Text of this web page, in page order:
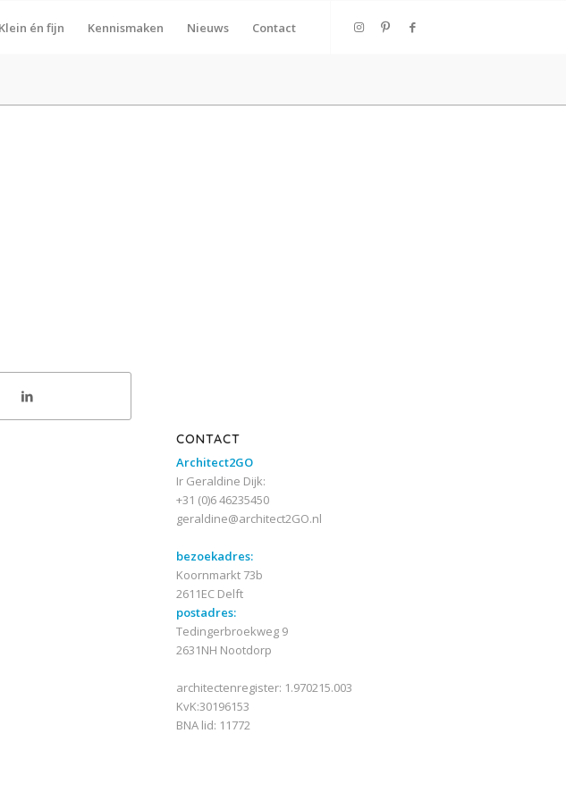
Klein én fijn Kennismaken Nieuws Contact
CONTACT
Architect2GO
Ir Geraldine Dijk:
+31 (0)6 46235450
geraldine@architect2GO.nl
bezoekadres:
Koornmarkt 73b
2611EC Delft
postadres:
Tedingerbroekweg 9
2631NH Nootdorp
architectenregister: 1.970215.003
KvK:30196153
BNA lid: 11772